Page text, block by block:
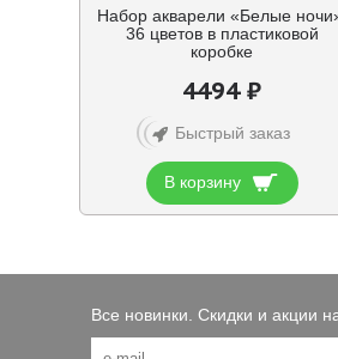
Набор акварели «Белые
36 цветов в пластиковой
коробке
4494 ₽
Быстрый заказ
В корзину
Все новинки. Скидки и акции